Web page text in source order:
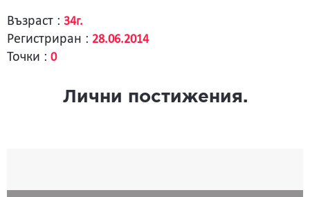
Възраст : 34г.
Регистриран : 28.06.2014
Точки : 0
Лични постижения.